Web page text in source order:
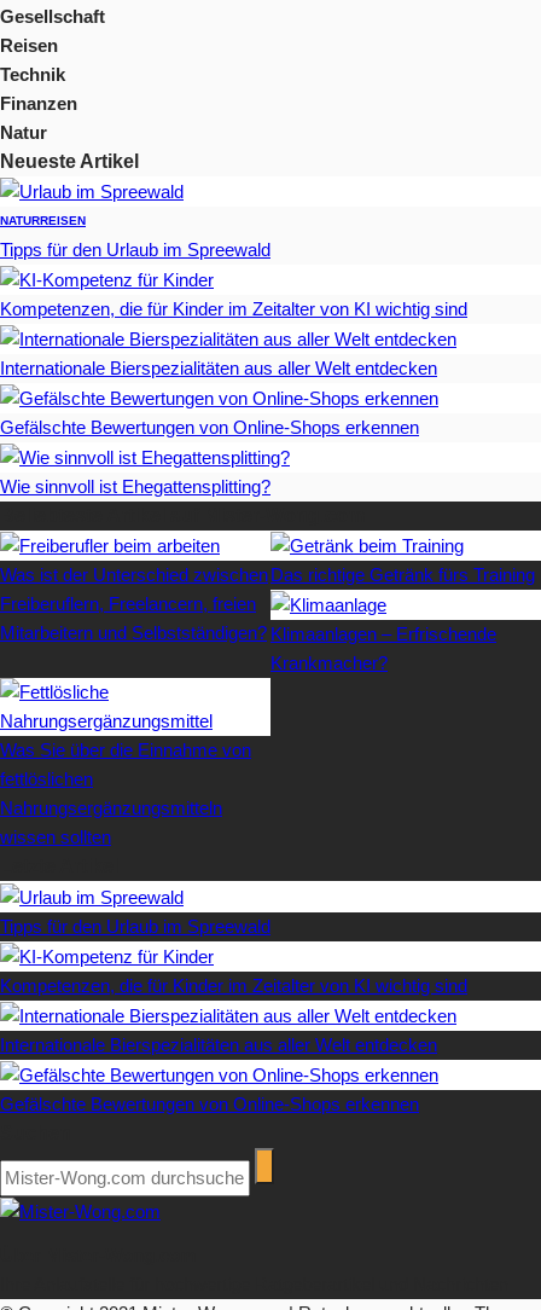
Gesellschaft
Reisen
Technik
Finanzen
Natur
Neueste Artikel
NATURREISEN
Tipps für den Urlaub im Spreewald
Kompetenzen, die für Kinder im Zeitalter von KI wichtig sind
Internationale Bierspezialitäten aus aller Welt entdecken
Gefälschte Bewertungen von Online-Shops erkennen
Wie sinnvoll ist Ehegattensplitting?
Was ist der Unterschied zwischen
Freiberuflern, Freelancern, freien
Mitarbeitern und Selbstständigen?
Das richtige Getränk fürs Training
Klimaanlagen – Erfrischende
Krankmacher?
Was Sie über die Einnahme von
fettlöslichen
Nahrungsergänzungsmitteln
wissen sollten
Tipps für den Urlaub im Spreewald
Kompetenzen, die für Kinder im Zeitalter von KI wichtig sind
Internationale Bierspezialitäten aus aller Welt entdecken
Gefälschte Bewertungen von Online-Shops erkennen